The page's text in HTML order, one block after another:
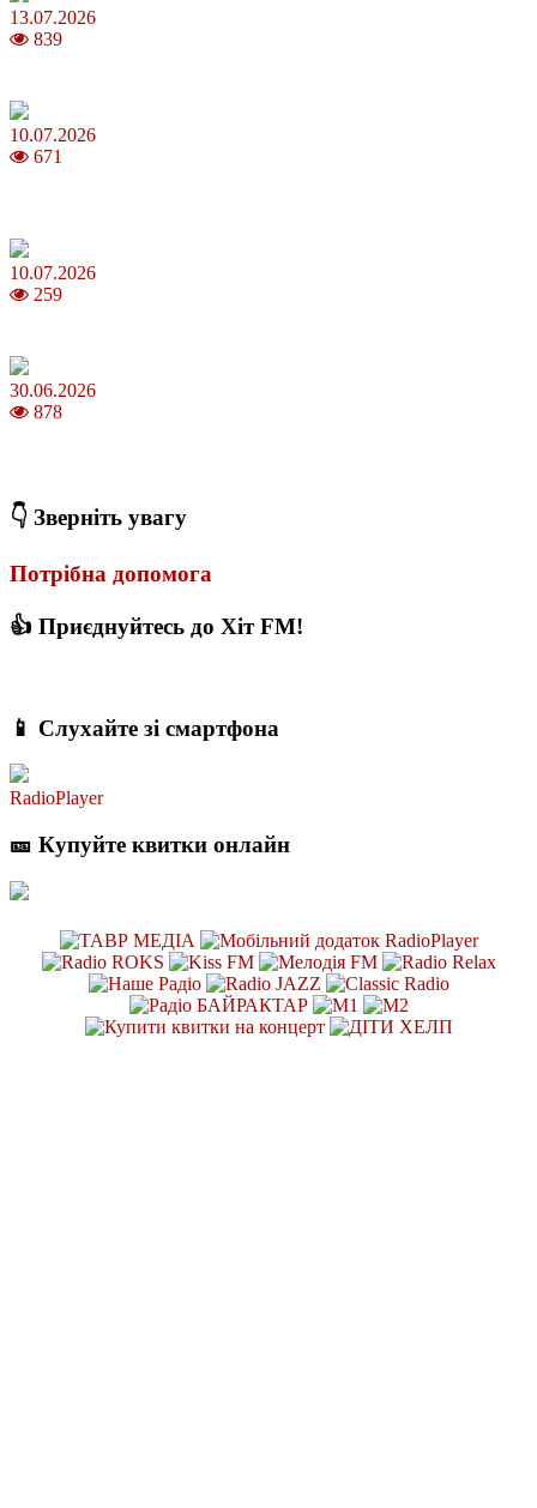
13.07.2026
839
10.07.2026
671
10.07.2026
259
30.06.2026
878
👇 Зверніть увагу
Потрібна допомога
👍 Приєднуйтесь до Хіт FM!
📱 Слухайте зі смартфона
RadioPlayer
🎫 Купуйте квитки онлайн